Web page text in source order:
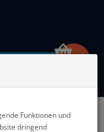
- Boots - Akkus
Funktionen und
dringend